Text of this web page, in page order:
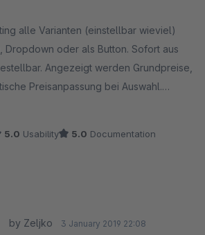
alle Varianten (einstellbar wieviel)
Dropdown oder als Button. Sofort aus
Angezeigt werden Grundpreise,
Preisanpassung bei Auswahl.
die sich bis auf die Artikel
Der
antwortet schnell, stellt Updates fast in
Vielen Dank.
5.0 Usability 5.0 Documentation
by Zeljko 3 January 2019 22:08